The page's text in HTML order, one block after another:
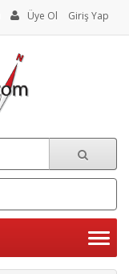
Üye Ol Giriş Yap